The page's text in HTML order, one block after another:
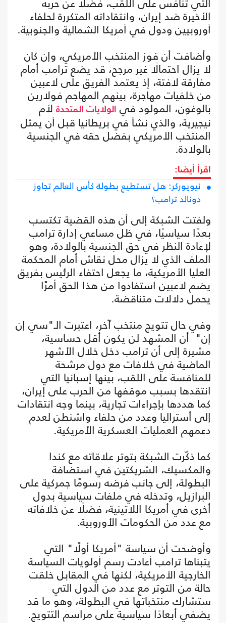
الأخيرة ضد إيران، وانتقاداته المتكررة لحلفاء
أوروبيين ودول في أمريكا الشمالية والجنوبية.
وأضافت أن فوز المنتخب الأمريكي، وإن كان
لا يزال احتمالًا غير مرجح، قد يضع ترامب أمام
مفارقة لافتة، إذ يعتمد الفريق على لاعبين
من خلفيات مهاجرة، بينهم المهاجم فولارين
بالوغون، المولود في الولايات المتحدة لأم
نيجيرية، والذي نشأ في بريطانيا قبل أن يمثل
المنتخب الأمريكي بفضل حقه في الجنسية
بالولادة.
اقرأ أيضا:
نيويوركر: هل تستطيع بطولة كأس العالم تجاوز
دونالد ترامب؟
ولفتت الشبكة إلى أن هذه القضية تكتسب
بعدًا سياسيًا، في ظل مساعي إدارة ترامب
لإعادة النظر في حق الجنسية بالولادة، وهو
الملف الذي لا يزال محل نقاش أمام المحكمة
العليا الأمريكية، ما يجعل احتفاء الرئيس بفريق
يضم لاعبين استفادوا من هذا الحق أمرًا
يحمل دلالات متناقضة.
وفي حال تتويج منتخب آخر، اعتبرت الـ"سي إن
إن" أن المشهد لن يكون أقل حساسية،
مشيرة إلى أن ترامب دخل خلال الأشهر
الماضية في خلافات مع دول مرشحة
للمنافسة على اللقب، بينها إسبانيا التي
انتقدها بسبب موقفها من الحرب على إيران،
كما هددها بإجراءات تجارية، بينما وجه انتقادات
إلى أستراليا وعدد من حلفاء واشنطن لعدم
دعمهم العمليات العسكرية الأمريكية.
كما ذكّرت الشبكة بتوتر علاقاته مع كندا
والمكسيك، الشريكتين في استضافة
البطولة، إلى جانب فرضه رسومًا جمركية على
البرازيل، وتدخله في ملفات سياسية بدول
أخرى في أمريكا اللاتينية، فضلًا عن خلافاته
مع عدد من الحكومات الأوروبية.
وأوضحت أن سياسة "أمريكا أولًا" التي
يتبناها ترامب أعادت رسم أولويات السياسة
الخارجية الأمريكية، لكنها في المقابل خلقت
حالة من التوتر مع عدد من الدول التي
ستشارك منتخباتها في البطولة، وهو ما قد
يضفي أبعادًا سياسية على مراسم التتويج.